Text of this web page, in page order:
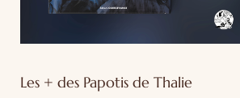
Les + des Papotis de Thalie